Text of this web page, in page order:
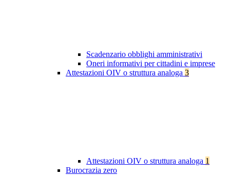
Scadenzario obblighi amministrativi
Oneri informativi per cittadini e imprese
Attestazioni OIV o struttura analoga 3
Attestazioni OIV o struttura analoga 1
Burocrazia zero